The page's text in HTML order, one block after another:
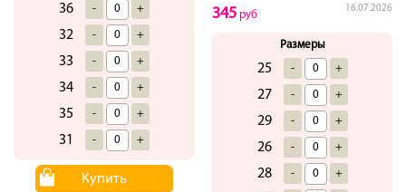
36 - +
32 - +
33 - +
34 - +
35 - +
31 - +
Купить
16.07.2026
345 руб
Размеры
25 - +
27 - +
29 - +
26 - +
28 - +